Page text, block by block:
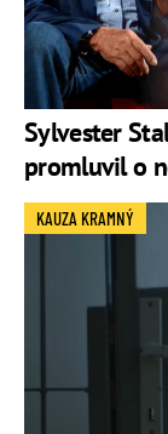
Sylvester
promluvil o
KAUZA KRAMNÝ